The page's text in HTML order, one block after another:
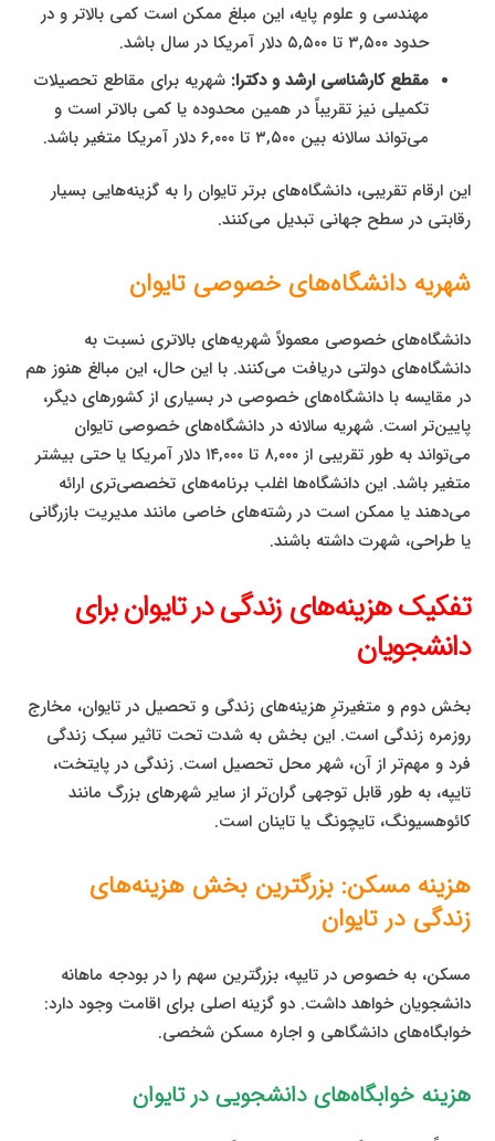
مهندسی و علوم پایه، این مبلغ ممکن است کمی بالاتر و در
حدود ۳,۵۰۰ تا ۵,۵۰۰ دلار آمریکا در سال باشد.
مقطع کارشناسی ارشد و دکترا: شهریه برای مقاطع تحصیلات
تکمیلی نیز تقریباً در همین محدوده یا کمی بالاتر است و
می‌تواند سالانه بین ۳,۵۰۰ تا ۶,۰۰۰ دلار آمریکا متغیر باشد.
این ارقام تقریبی، دانشگاه‌های برتر تایوان را به گزینه‌هایی بسیار
رقابتی در سطح جهانی تبدیل می‌کنند.
شهریه دانشگاه‌های خصوصی تایوان
دانشگاه‌های خصوصی معمولاً شهریه‌های بالاتری نسبت به
دانشگاه‌های دولتی دریافت می‌کنند. با این حال، این مبالغ هنوز هم
در مقایسه با دانشگاه‌های خصوصی در بسیاری از کشورهای دیگر،
پایین‌تر است. شهریه سالانه در دانشگاه‌های خصوصی تایوان
می‌تواند به طور تقریبی از ۸,۰۰۰ تا ۱۴,۰۰۰ دلار آمریکا یا حتی بیشتر
متغیر باشد. این دانشگاه‌ها اغلب برنامه‌های تخصصی‌تری ارائه
می‌دهند یا ممکن است در رشته‌های خاصی مانند مدیریت بازرگانی
یا طراحی، شهرت داشته باشند.
تفکیک هزینه‌های زندگی در تایوان برای
دانشجویان
بخش دوم و متغیرترِ هزینه‌های زندگی و تحصیل در تایوان، مخارج
روزمره زندگی است. این بخش به شدت تحت تاثیر سبک زندگی
فرد و مهم‌تر از آن، شهر محل تحصیل است. زندگی در پایتخت،
تایپه، به طور قابل توجهی گران‌تر از سایر شهرهای بزرگ مانند
کائوهسیونگ، تایچونگ یا تاینان است.
هزینه مسکن: بزرگترین بخش هزینه‌های
زندگی در تایوان
مسکن، به خصوص در تایپه، بزرگترین سهم را در بودجه ماهانه
دانشجویان خواهد داشت. دو گزینه اصلی برای اقامت وجود دارد:
خوابگاه‌های دانشگاهی و اجاره مسکن شخصی.
هزینه خوابگاه‌های دانشجویی در تایوان